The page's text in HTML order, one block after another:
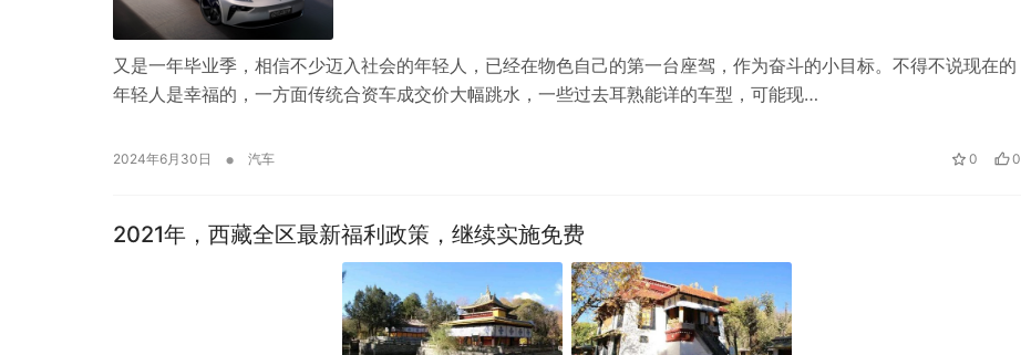
又是一年毕业季，相信不少迈入社会的年轻人，已经在物色自己的第一台座驾，作为奋斗的小目标。不得不说现在的
年轻人是幸福的，一方面传统合资车成交价大幅跳水，一些过去耳熟能详的车型，可能现…
2024年6月30日 • 汽车 0 0
2021年，西藏全区最新福利政策，继续实施免费